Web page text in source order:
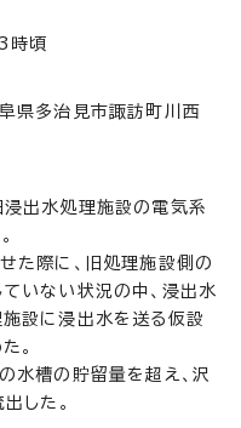
時頃
県多治見市諏訪町川西
出水処理施設の電気系
た際に、旧処理施設側の
いない状況の中、浸出水
設に浸出水を送る仮設
。
水槽の貯留量を超え、沢
した。